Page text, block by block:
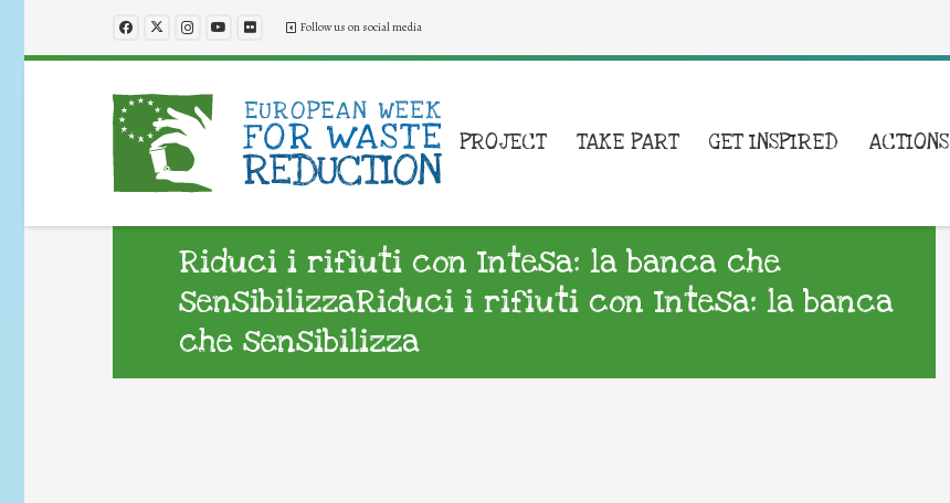
Follow us on social media
PROJECT TAKE PART GET INSPIRED ACTIONS
Riduci i rifiuti con Intesa: la banca che
sensibilizzaRiduci i rifiuti con Intesa: la banca
che sensibilizza